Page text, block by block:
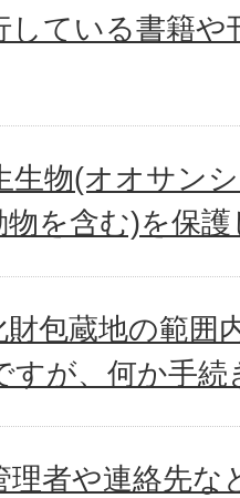
している書籍や
生物(オオサン
物を含む)を保
財包蔵地の範囲
すが、何か手
理者や連絡先